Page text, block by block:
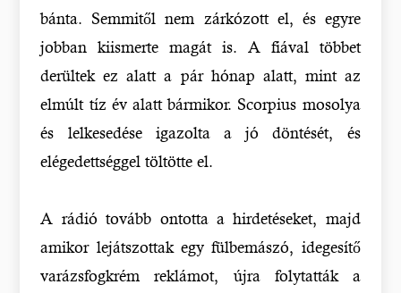
bánta. Semmitől nem zárkózott el, és egyre
jobban kiismerte magát is. A fiával többet
derültek ez alatt a pár hónap alatt, mint az
elmúlt tíz év alatt bármikor. Scorpius mosolya
és lelkesedése igazolta a jó döntését, és
elégedettséggel töltötte el.
A rádió tovább ontotta a hirdetéseket, majd
amikor lejátszottak egy fülbemászó, idegesítő
varázsfogkrém reklámot, újra folytatták a